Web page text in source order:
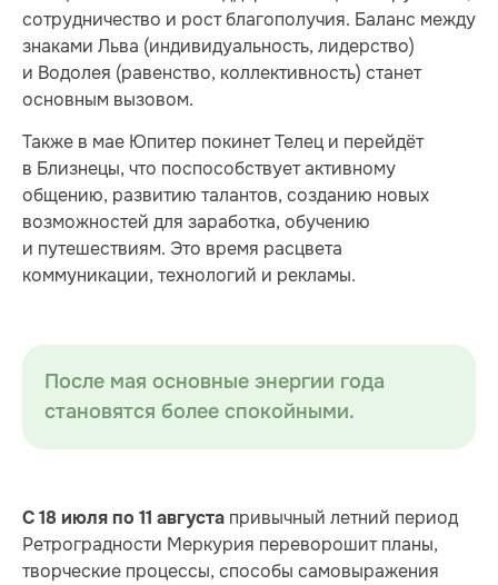
сотрудничество и рост благополучия. Баланс между
знаками Льва (индивидуальность, лидерство)
и Водолея (равенство, коллективность) станет
основным вызовом.
Также в мае Юпитер покинет Телец и перейдёт
в Близнецы, что поспособствует активному
общению, развитию талантов, созданию новых
возможностей для заработка, обучению
и путешествиям. Это время расцвета
коммуникации, технологий и рекламы.
После мая основные энергии года
становятся более спокойными.
С 18 июля по 11 августа привычный летний период
Ретроградности Меркурия переворошит планы,
творческие процессы, способы самовыражения